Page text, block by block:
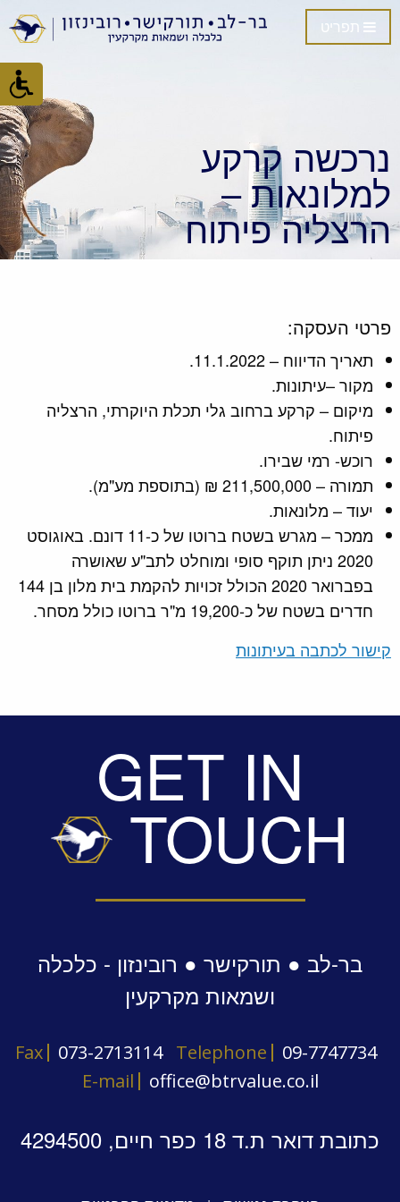
נרכשה קרקע
למלונאות –
הרצליה פיתוח
פרטי העסקה:
תאריך הדיווח – 11.1.2022.
מקור –עיתונות.
מיקום – קרקע ברחוב גלי תכלת היוקרתי, הרצליה
פיתוח.
רוכש- רמי שבירו.
תמורה – 211,500,000 ₪ (בתוספת מע"מ).
יעוד – מלונאות.
ממכר – מגרש בשטח ברוטו של כ-11 דונם. באוגוסט
2020 ניתן תוקף סופי ומוחלט לתב"ע שאושרה
בפברואר 2020 הכולל זכויות להקמת בית מלון בן 144
חדרים בשטח של כ-19,200 מ"ר ברוטו כולל מסחר.
קישור לכתבה בעיתונות
GET IN
TOUCH
בר-לב ● תורקישר ● רובינזון - כלכלה
ושמאות מקרקעין
Fax 073-2713114 Telephone
09-7747734
E-mail
office@btrvalue.co.il
כתובת דואר ת.ד 18 כפר חיים, 4294500